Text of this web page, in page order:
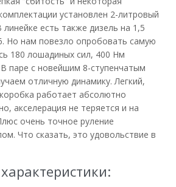
установлен 2-литровый
есть также дизель на 1,5
Но нам повезло опробовать самую
180 лошадиных сил, 400 Нм
паре с новейшим 8-ступенчатым
отличную динамику. Легкий,
работает абсолютно
акселерация не теряется и на
очень точное руление
Что сказать, это удовольствие в